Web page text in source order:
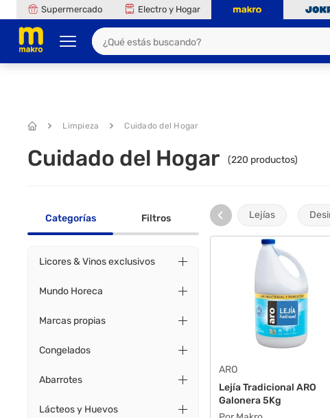
Supermercado Electro y Hogar
Limpieza Cuidado del Hogar
Cuidado del Hogar (220 productos)
Categorías Filtros
Licores & Vinos exclusivos
Mundo Horeca
Marcas propias
Congelados
Abarrotes
Lácteos y Huevos
‹ Lejías
ARO
Lejía Tradicional ARO
Galonera 5Kg